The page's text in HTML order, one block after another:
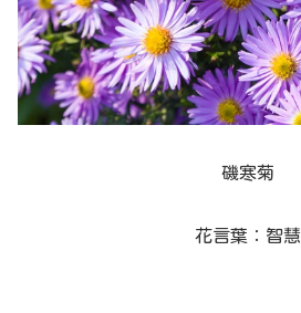
磯寒菊
花言葉：智慧